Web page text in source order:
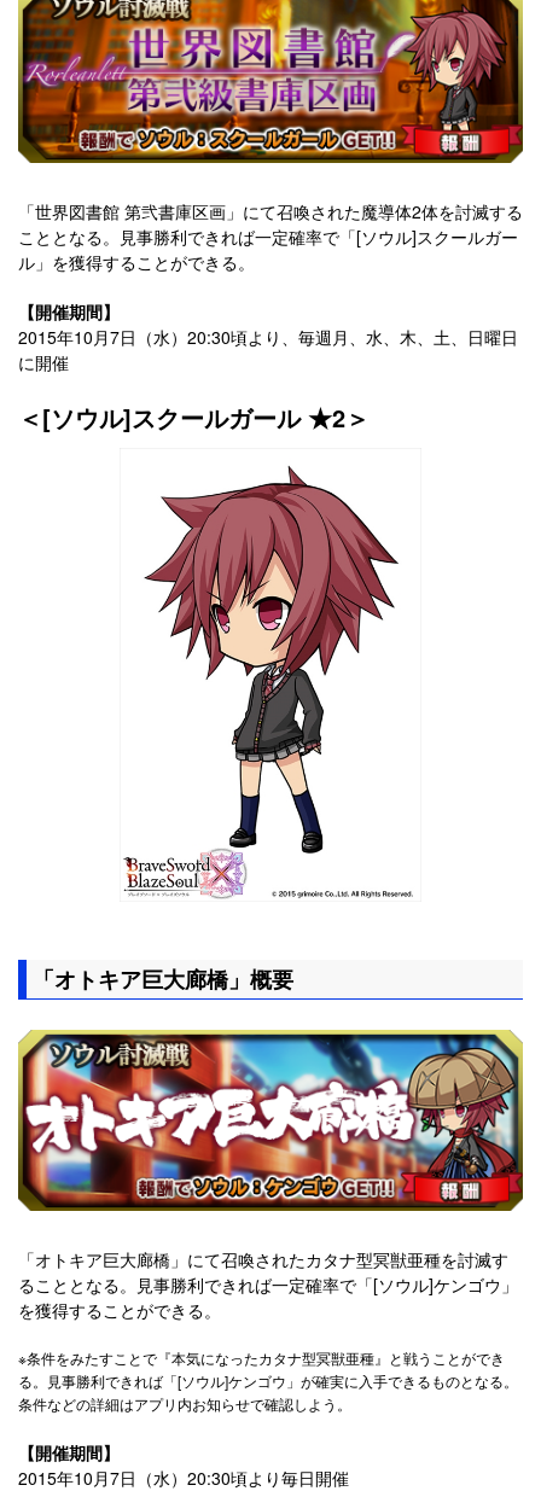
「世界図書館 第弐書庫区画」にて召喚された魔導体2体を討滅する
こととなる。見事勝利できれば一定確率で「[ソウル]スクールガー
ル」を獲得することができる。
【開催期間】
2015年10月7日（水）20:30頃より、毎週月、水、木、土、日曜日
に開催
＜[ソウル]スクールガール ★2＞
「オトキア巨大廊橋」概要
「オトキア巨大廊橋」にて召喚されたカタナ型冥獣亜種を討滅す
ることとなる。見事勝利できれば一定確率で「[ソウル]ケンゴウ」
を獲得することができる。
※条件をみたすことで『本気になったカタナ型冥獣亜種』と戦うことができ
る。見事勝利できれば「[ソウル]ケンゴウ」が確実に入手できるものとなる。
条件などの詳細はアプリ内お知らせで確認しよう。
【開催期間】
2015年10月7日（水）20:30頃より毎日開催